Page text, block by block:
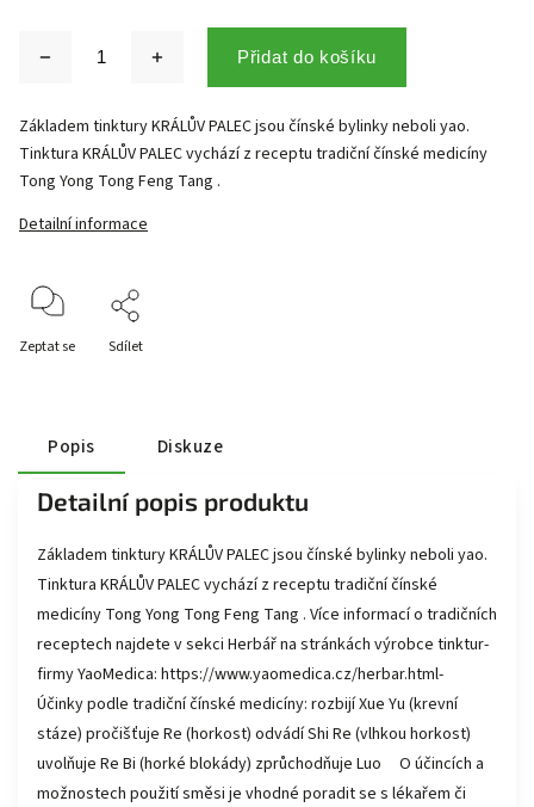
Přidat do košíku
Základem tinktury KRÁLŮV PALEC jsou čínské bylinky neboli yao.
Tinktura KRÁLŮV PALEC vychází z receptu tradiční čínské medicíny
Tong Yong Tong Feng Tang .
Detailní informace
Zeptat se Sdílet
Popis Diskuze
Detailní popis produktu
Základem tinktury KRÁLŮV PALEC jsou čínské bylinky neboli yao.
Tinktura KRÁLŮV PALEC vychází z receptu tradiční čínské
medicíny Tong Yong Tong Feng Tang . Více informací o tradičních
receptech najdete v sekci Herbář na stránkách výrobce tinktur-
firmy YaoMedica: https://www.yaomedica.cz/herbar.html-
Účinky podle tradiční čínské medicíny: rozbijí Xue Yu (krevní
stáze) pročišťuje Re (horkost) odvádí Shi Re (vlhkou horkost)
uvolňuje Re Bi (horké blokády) zprůchodňuje Luo O účincích a
možnostech použití směsi je vhodné poradit se s lékařem či